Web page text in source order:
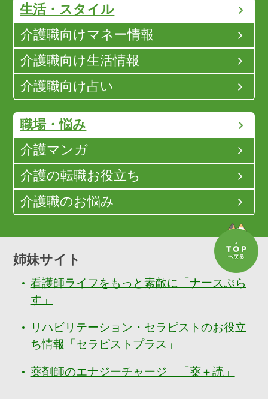
生活・スタイル
介護職向けマネー情報
介護職向け生活情報
介護職向け占い
職場・悩み
介護マンガ
介護の転職お役立ち
介護職のお悩み
姉妹サイト
看護師ライフをもっと素敵に「ナースぷら
す」
リハビリテーション・セラピストのお役立
ち情報「セラピストプラス」
薬剤師のエナジーチャージ 「薬＋読」